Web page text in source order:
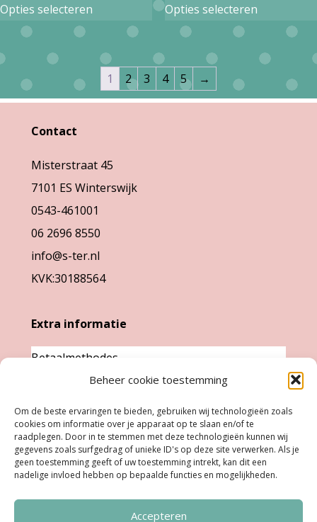
Beheer cookie toestemming
Om de beste ervaringen te bieden, gebruiken wij technologieën zoals
cookies om informatie over je apparaat op te slaan en/of te
raadplegen. Door in te stemmen met deze technologieën kunnen wij
gegevens zoals surfgedrag of unieke ID's op deze site verwerken. Als je
geen toestemming geeft of uw toestemming intrekt, kan dit een
nadelige invloed hebben op bepaalde functies en mogelijkheden.
Accepteren
Opties selecteren
meerdere
variaties.
was:
€90,00.
is:
€63,00.
Opties selecteren
meerdere
variaties.
1 2 3 4 5 →
Contact
Misterstraat 45
7101 ES Winterswijk
0543-461001
06 2696 8550
info@s-ter.nl
KVK:30188564
Extra informatie
Betaalmethodes
Garantie & klachten
verzendkosten
Retourneren
Openingstijden